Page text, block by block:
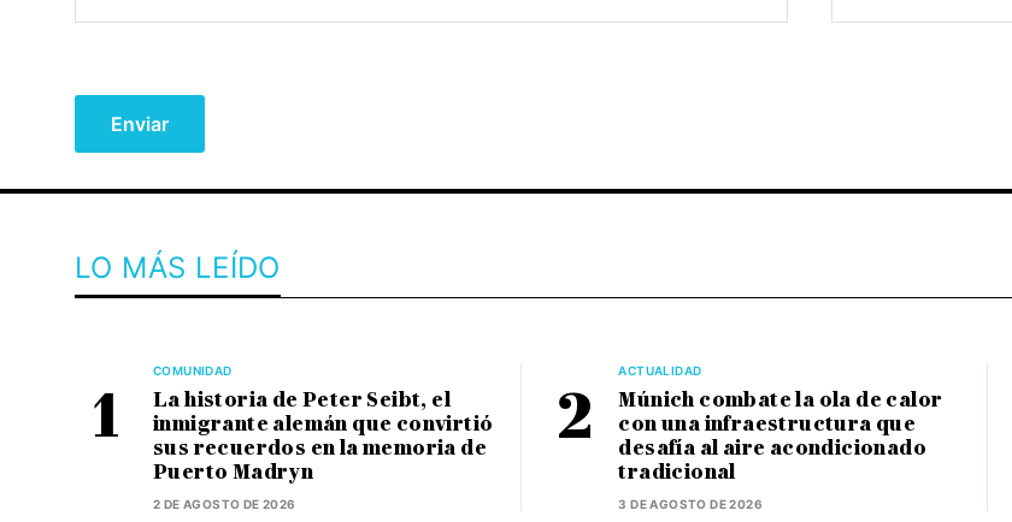
LO MÁS LEÍDO
COMUNIDAD
La historia de Peter Seibt, el
inmigrante alemán que convirtió
sus recuerdos en la memoria de
Puerto Madryn
2 DE AGOSTO DE 2026
ACTUALIDAD
Múnich combate la ola de calor
con una infraestructura que
desafía al aire acondicionado
tradicional
3 DE AGOSTO DE 2026